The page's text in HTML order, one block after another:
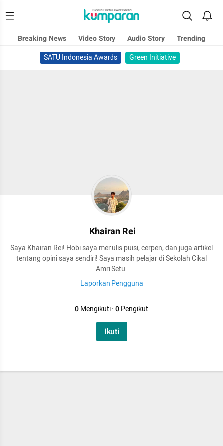
Breaking News Video Story Audio Story
Trending
SATU Indonesia Awards
Green Initiative
Khairan Rei
Saya Khairan Rei! Hobi saya menulis puisi, cerpen, dan juga artikel
tentang opini saya sendiri! Saya masih pelajar di Sekolah Cikal
Amri Setu.
Laporkan Pengguna
0Mengikuti·0Pengikut
Ikuti